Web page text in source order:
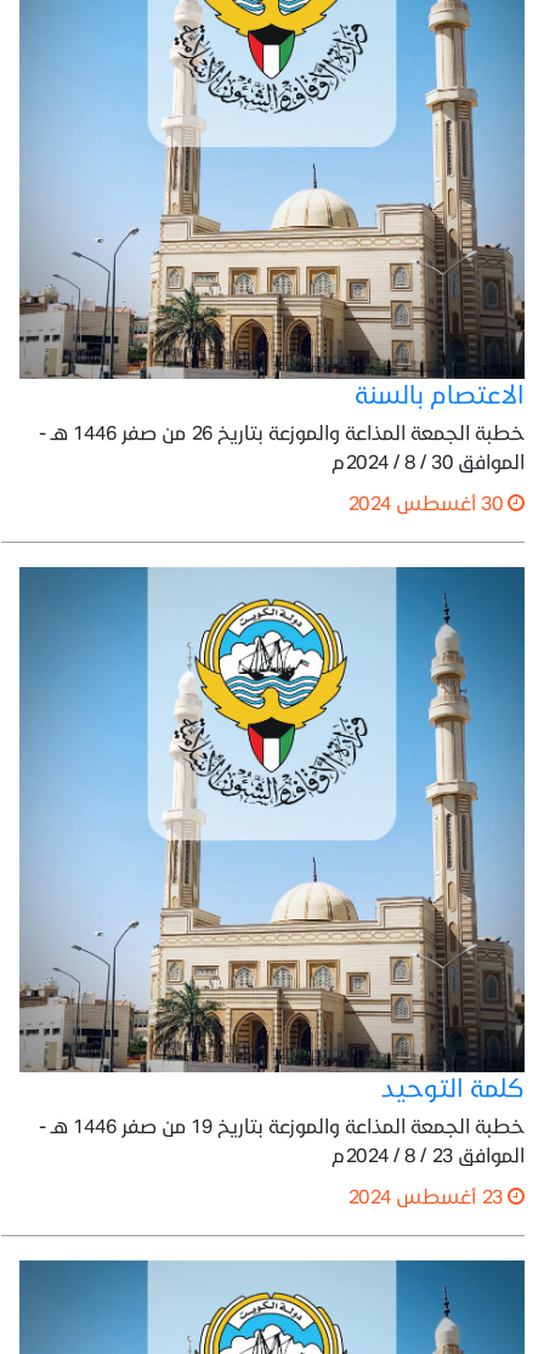
الاعتصام بالسنة
خطبة الجمعة المذاعة والموزعة بتاريخ 26 من صفر 1446 هـ -
الموافق 30 / 8 / 2024م
كلمة التوحيد
خطبة الجمعة المذاعة والموزعة بتاريخ 19 من صفر 1446 هـ -
الموافق 23 / 8 / 2024م